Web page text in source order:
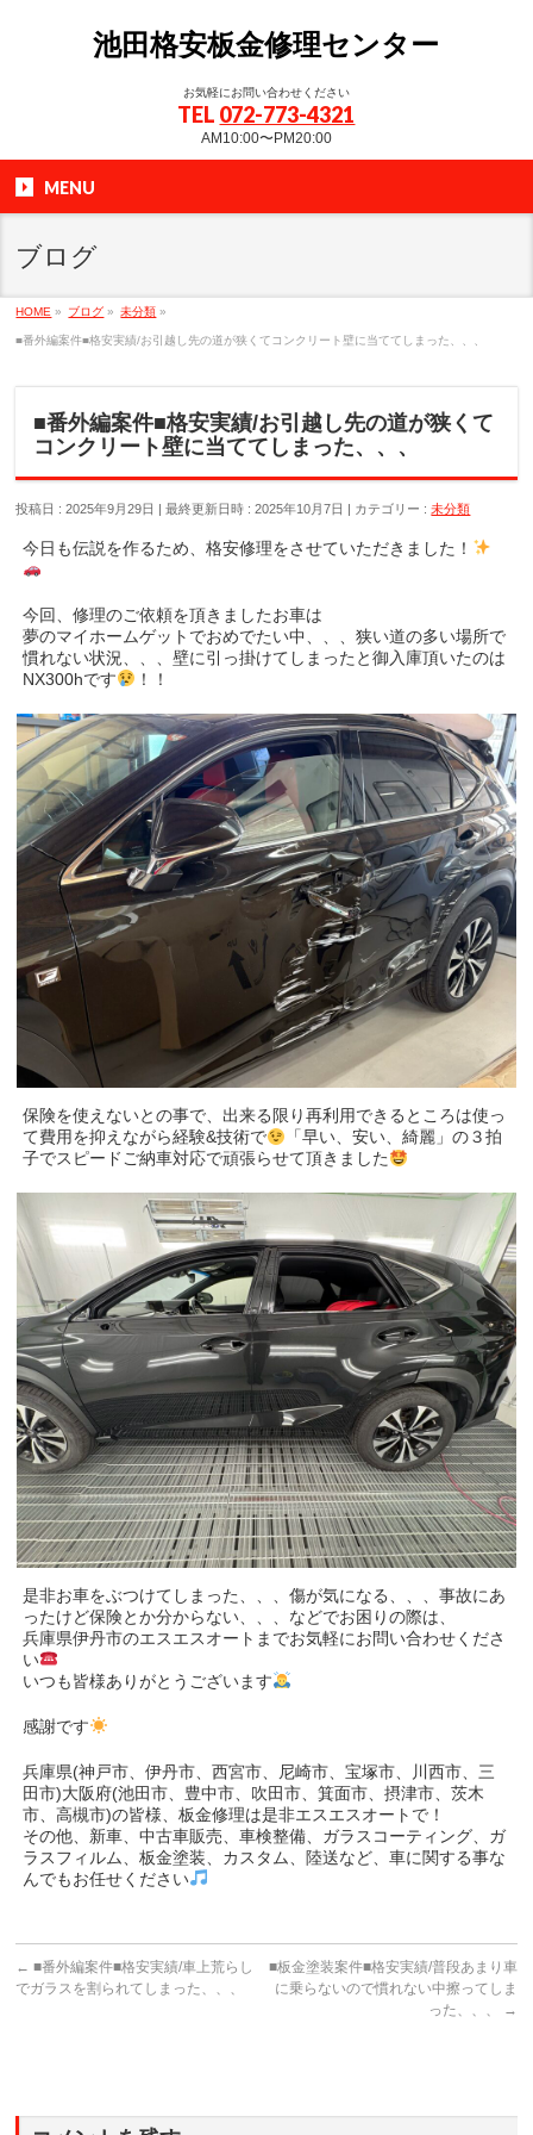
池田格安板金修理センター
お気軽にお問い合わせください
TEL 072-773-4321
AM10:00〜PM20:00
MENU
ブログ
HOME » ブログ » 未分類 »
■番外編案件■格安実績/お引越し先の道が狭くてコンクリート壁に当ててしまった、、、
■番外編案件■格安実績/お引越し先の道が狭くて
コンクリート壁に当ててしまった、、、
投稿日 : 2025年9月29日 最終更新日時 : 2025年10月7日 カテゴリー :未分類
今日も伝説を作るため、格安修理をさせていただきました！
今回、修理のご依頼を頂きましたお車は
夢のマイホームゲットでおめでたい中、、、狭い道の多い場所で
慣れない状況、、、壁に引っ掛けてしまったと御入庫頂いたのは
NX300hです
！！
保険を使えないとの事で、出来る限り再利用できるところは使っ
て費用を抑えながら経験&技術で
「早い、安い、綺麗」の３拍
子でスピードご納車対応で頑張らせて頂きました
是非お車をぶつけてしまった、、、傷が気になる、、、事故にあ
ったけど保険とか分からない、、、などでお困りの際は、
兵庫県伊丹市のエスエスオートまでお気軽にお問い合わせくださ
い
いつも皆様ありがとうございます
感謝です
兵庫県(神戸市、伊丹市、西宮市、尼崎市、宝塚市、川西市、三
田市)大阪府(池田市、豊中市、吹田市、箕面市、摂津市、茨木
市、高槻市)の皆様、板金修理は是非エスエスオートで！
その他、新車、中古車販売、車検整備、ガラスコーティング、ガ
ラスフィルム、板金塗装、カスタム、陸送など、車に関する事な
んでもお任せください
← ■番外編案件■格安実績/車上荒らし
でガラスを割られてしまった、、、
■板金塗装案件■格安実績/普段あまり車
に乗らないので慣れない中擦ってしま
った、、、
→